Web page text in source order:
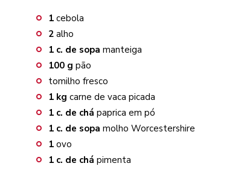
1 cebola
2 alho
1 c. de sopa manteiga
100 g pão
tomilho fresco
1 kg carne de vaca picada
1 c. de chá paprica em pó
1 c. de sopa molho Worcestershire
1 ovo
1 c. de chá pimenta